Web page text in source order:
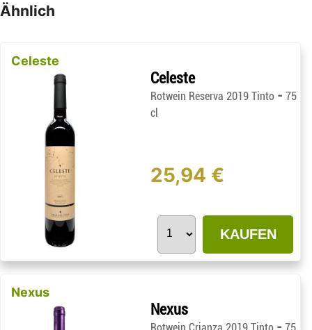
Ähnlich
Celeste
Celeste
Rotwein Reserva 2019 Tinto -75
cl
25,94 €
KAUFEN
Nexus
Nexus
-